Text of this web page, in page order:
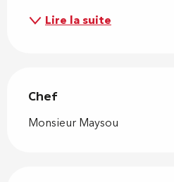
Lire la suite
Chef
Chef
Monsieur Maysou